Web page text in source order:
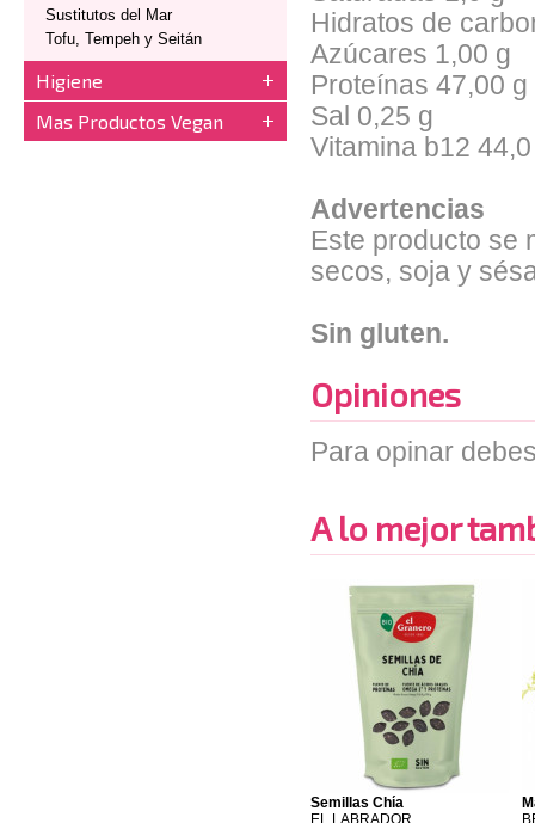
Sustitutos del Mar
Tofu, Tempeh y Seitán
Higiene
Mas Productos Vegan
Hidratos de
Azúcares 1,00 g
Proteínas 47,00 g
Sal 0,25 g
Vitamina b12
Advertencias
Este producto se
secos, soja y
Sin gluten.
Opiniones
Para opinar
A lo mejor
Semillas Chía
EL LABRADOR